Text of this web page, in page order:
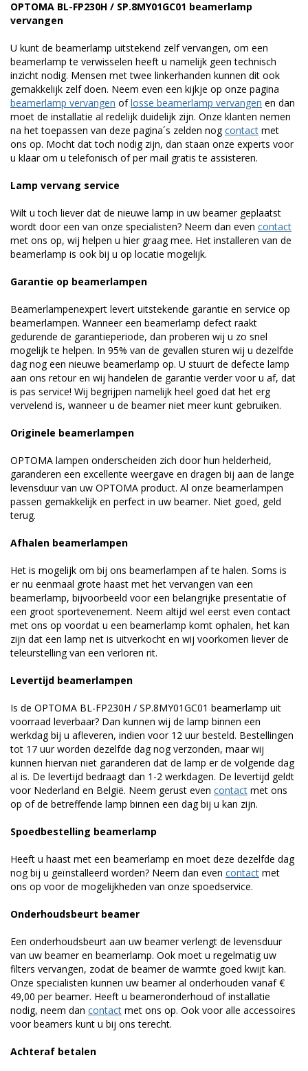
OPTOMA BL-FP230H / SP.8MY01GC01 beamerlamp
vervangen
U kunt de beamerlamp uitstekend zelf vervangen, om een
beamerlamp te verwisselen heeft u namelijk geen technisch
inzicht nodig. Mensen met twee linkerhanden kunnen dit ook
gemakkelijk zelf doen. Neem even een kijkje op onze pagina
beamerlamp vervangen oflosse beamerlamp vervangen en dan
moet de installatie al redelijk duidelijk zijn. Onze klanten nemen
na het toepassen van deze pagina´s zelden nogcontact met
ons op. Mocht dat toch nodig zijn, dan staan onze experts voor
u klaar om u telefonisch of per mail gratis te assisteren.
Lamp vervang service
Wilt u toch liever dat de nieuwe lamp in uw beamer geplaatst
wordt door een van onze specialisten? Neem dan even contact
met ons op, wij helpen u hier graag mee. Het installeren van de
beamerlamp is ook bij u op locatie mogelijk.
Garantie op beamerlampen
Beamerlampenexpert levert uitstekende garantie en service op
beamerlampen. Wanneer een beamerlamp defect raakt
gedurende de garantieperiode, dan proberen wij u zo snel
mogelijk te helpen. In 95% van de gevallen sturen wij u dezelfde
dag nog een nieuwe beamerlamp op. U stuurt de defecte lamp
aan ons retour en wij handelen de garantie verder voor u af, dat
is pas service! Wij begrijpen namelijk heel goed dat het erg
vervelend is, wanneer u de beamer niet meer kunt gebruiken.
Originele beamerlampen
OPTOMA lampen onderscheiden zich door hun helderheid,
garanderen een excellente weergave en dragen bij aan de lange
levensduur van uw OPTOMA product. Al onze beamerlampen
passen gemakkelijk en perfect in uw beamer. Niet goed, geld
terug.
Afhalen beamerlampen
Het is mogelijk om bij ons beamerlampen af te halen. Soms is
er nu eenmaal grote haast met het vervangen van een
beamerlamp, bijvoorbeeld voor een belangrijke presentatie of
een groot sportevenement. Neem altijd wel eerst even contact
met ons op voordat u een beamerlamp komt ophalen, het kan
zijn dat een lamp net is uitverkocht en wij voorkomen liever de
teleurstelling van een verloren rit.
Levertijd beamerlampen
Is de OPTOMA BL-FP230H / SP.8MY01GC01 beamerlamp uit
voorraad leverbaar? Dan kunnen wij de lamp binnen een
werkdag bij u afleveren, indien voor 12 uur besteld. Bestellingen
tot 17 uur worden dezelfde dag nog verzonden, maar wij
kunnen hiervan niet garanderen dat de lamp er de volgende dag
al is. De levertijd bedraagt dan 1-2 werkdagen. De levertijd geldt
voor Nederland en België. Neem gerust even contact met ons
op of de betreffende lamp binnen een dag bij u kan zijn.
Spoedbestelling beamerlamp
Heeft u haast met een beamerlamp en moet deze dezelfde dag
nog bij u geïnstalleerd worden? Neem dan even contact met
ons op voor de mogelijkheden van onze spoedservice.
Onderhoudsbeurt beamer
Een onderhoudsbeurt aan uw beamer verlengt de levensduur
van uw beamer en beamerlamp. Ook moet u regelmatig uw
filters vervangen, zodat de beamer de warmte goed kwijt kan.
Onze specialisten kunnen uw beamer al onderhouden vanaf €
49,00 per beamer. Heeft u beameronderhoud of installatie
nodig, neem dan contact met ons op. Ook voor alle accessoires
voor beamers kunt u bij ons terecht.
Achteraf betalen